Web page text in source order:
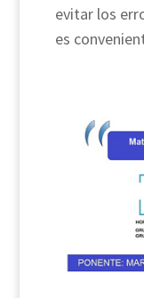
evitar los
es